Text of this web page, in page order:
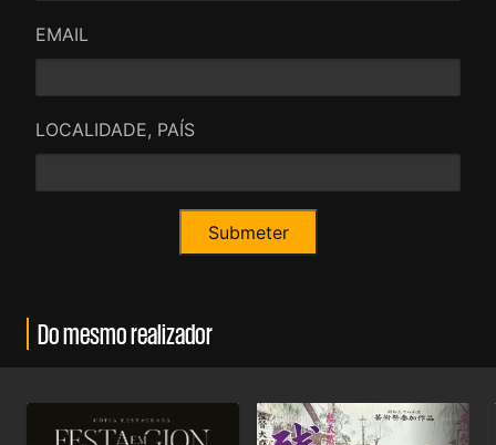
EMAIL
LOCALIDADE, PAÍS
Do mesmo realizador